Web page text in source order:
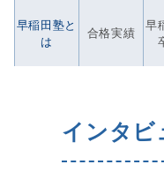
早稲田塾と
は
合格実績
早
インタビ